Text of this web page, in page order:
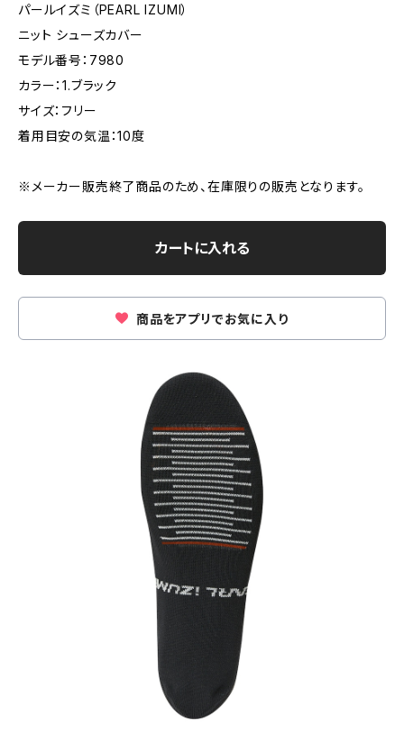
パールイズミ（PEARL IZUMI）
ニット シューズカバー
モデル番号：7980
カラー：1.ブラック
サイズ：フリー
着用目安の気温：10度
※メーカー販売終了商品のため、在庫限りの販売となります。
カートに入れる
商品をアプリでお気に入り